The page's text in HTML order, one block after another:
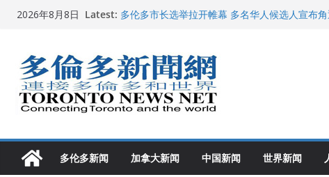
Skip2026年8月8日 Latest: 多伦多市长选举拉开帷幕 多名华人候选人宣布
就业
2026加拿大青少年儿童绘画比赛颁奖典礼多伦多
龚晓华参加多伦多骄傲大游行 与市民分享竞选理
多伦多新闻 加拿大新闻 中国新闻 世界新闻